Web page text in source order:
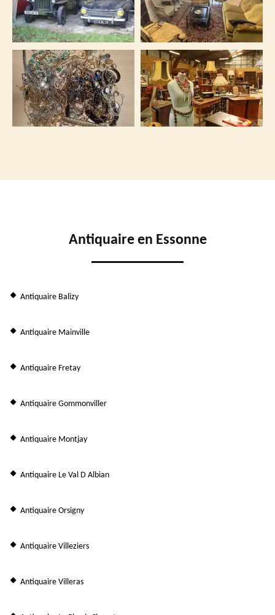
Antiquaire en Essonne
Antiquaire Balizy
Antiquaire Mainville
Antiquaire Fretay
Antiquaire Gommonviller
Antiquaire Montjay
Antiquaire Le Val D Albian
Antiquaire Orsigny
Antiquaire Villeziers
Antiquaire Villeras